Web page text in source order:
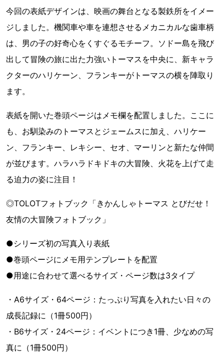
今回の表紙デザインは、映画の舞台となる製鉄所をイメー
ジしました。機関車や車を連想させるメカニカルな歯車柄
は、男の子の好奇心をくすぐるモチーフ。ソドー島を飛び
出して冒険の旅に出た力強いトーマスを中央に、新キャラ
クターのハリケーン、フランキーがトーマスの横を陣取り
ます。
表紙を開いた巻頭ページはメモ欄を配置しました。ここに
も、お馴染みのトーマスとジェームスに加え、ハリケー
ン、フランキー、レキシー、セオ、マーリンと新たな仲間
が並びます。ハラハラドキドキの大冒険、火花を上げて走
る迫力の姿に注目！
◎TOLOTフォトブック「きかんしゃトーマス とびだせ！
友情の大冒険フォトブック」
●シリーズ初の写真入り表紙
●巻頭ページにメモ用テンプレートを配置
●用途に合わせて選べるサイズ・ページ数は3タイプ
・A6サイズ・64ページ：たっぷり写真を入れたい日々の
成長記録に（1冊500円）
・B6サイズ・24ページ：イベントにつき1冊、少なめの写
真に（1冊500円）